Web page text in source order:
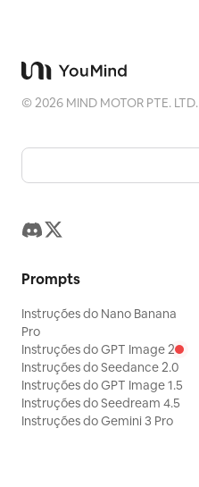
©2026 MIND MOTOR PTE. LTD.
Prompts
Instruções do Nano Banana
Pro
Instruções do GPT Image 2
Instruções do Seedance 2.0
Instruções do GPT Image 1.5
Instruções do Seedream 4.5
Instruções do Gemini 3 Pro